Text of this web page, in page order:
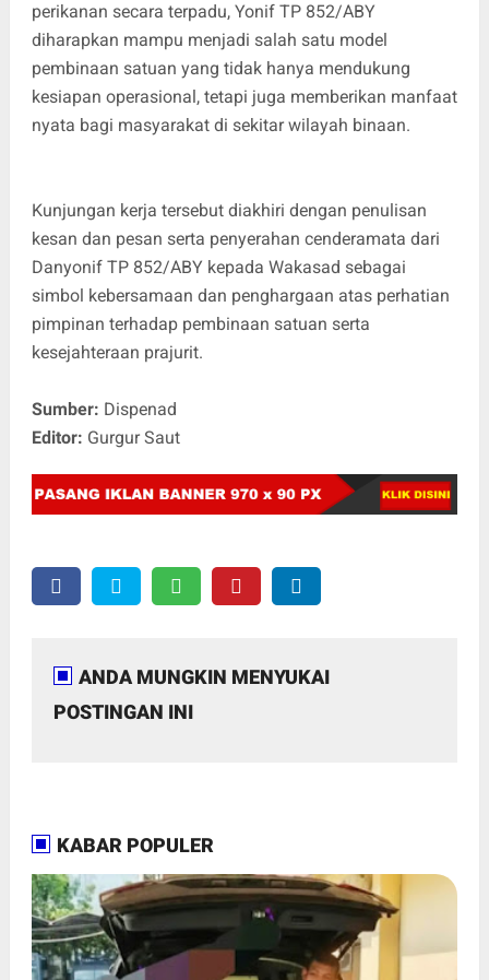
perikanan secara terpadu, Yonif TP 852/ABY
diharapkan mampu menjadi salah satu model
pembinaan satuan yang tidak hanya mendukung
kesiapan operasional, tetapi juga memberikan manfaat
nyata bagi masyarakat di sekitar wilayah binaan.
Kunjungan kerja tersebut diakhiri dengan penulisan
kesan dan pesan serta penyerahan cenderamata dari
Danyonif TP 852/ABY kepada Wakasad sebagai
simbol kebersamaan dan penghargaan atas perhatian
pimpinan terhadap pembinaan satuan serta
kesejahteraan prajurit.
Sumber: Dispenad
Editor: Gurgur Saut
ANDA MUNGKIN MENYUKAI
POSTINGAN INI
KABAR POPULER